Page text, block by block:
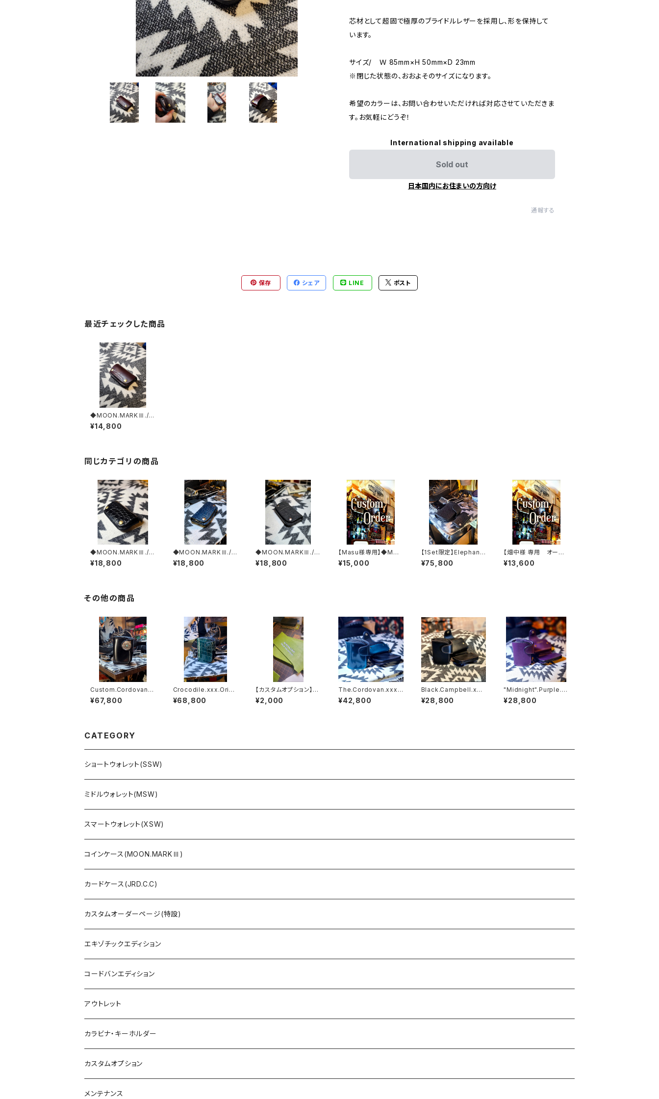
芯材として超固で極厚のブライドルレザーを採用し、形を保持して
います。
サイズ/ Ｗ 85mm×H 50mm×D 23mm
※閉じた状態の、おおよそのサイズになります。
希望のカラーは、お問い合わせいただければ対応させていただきま
す。お気軽にどうぞ！
International shipping available
Sold out
日本国内にお住まいの方向け
通報する
保存 シェア LINE ポスト
最近チェックした商品
◆MOON.MARKⅢ./C
ordovan. Coin Cas
e.xxx. Burgundy.Edi
¥14,800
同じカテゴリの商品
◆MOON.MARKⅢ./S
&B.Crocodile. Coin
Case.xxx. Black.Edi
¥18,800
◆MOON.MARKⅢ./C
rocodile. Coin Cas
e.xxx. Deep'Cyan.E
¥18,800
◆MOON.MARKⅢ./El
ephant. Coin Case.
xxx. Black.Edition
¥18,800
【Masu様専用】◆MO
ON.MARKⅢ./Croco
dile. Coin Case.xxx.
¥15,000
【1Set限定】Elephant.
xxx.Ash'Gray-Black.
Edition// JACK.RIDE.
¥75,800
【畑中様 専用 オーダ
ーカスタム一式
¥13,600
その他の商品
Custom.Cordovan.x
xx.Full-Black.Editio
n // JACK.RIDE.SSW
¥67,800
Crocodile.xxx.Orien
tal-Blue.Edition// JA
CK.RIDE.SSW
¥68,800
【カスタムオプション】※
ネーム入れ加工
¥2,000
The.Cordovan.xxx.
NAVY.BLUE.Edition//
JACK.RIDE.SSW
¥42,800
Black.Campbell.xxx
// JACK.RIDE.SSW
¥28,800
"Midnight".Purple.x
xx // JACK.RIDE.SS
W
¥28,800
CATEGORY
ショートウォレット(SSW)
ミドルウォレット(MSW)
スマートウォレット(XSW)
コインケース(MOON.MARKⅢ)
カードケース(JRD.C.C)
カスタムオーダーページ(特設)
エキゾチックエディション
コードバンエディション
アウトレット
カラビナ・キーホルダー
カスタムオプション
メンテナンス